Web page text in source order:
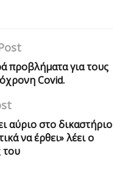
προβλήματα για τους
Covid.
αύριο στο δικαστήριο
να έρθει» λέει ο
του